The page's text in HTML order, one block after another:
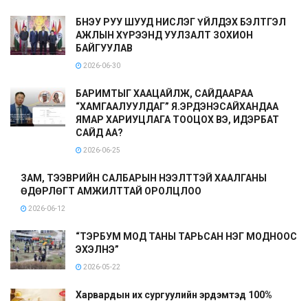
БНЭУ РУУ ШУУД НИСЛЭГ ҮЙЛДЭХ БЭЛТГЭЛ
АЖЛЫН ХҮРЭЭНД УУЛЗАЛТ ЗОХИОН
БАЙГУУЛАВ
2026-06-30
БАРИМТЫГ ХААЦАЙЛЖ, САЙДААРАА
“ХАМГААЛУУЛДАГ” Я.ЭРДЭНЭСАЙХАНДАА
ЯМАР ХАРИУЦЛАГА ТООЦОХ ВЭ, ИДЭРБАТ
САЙД АА?
2026-06-25
ЗАМ, ТЭЭВРИЙН САЛБАРЫН НЭЭЛТТЭЙ ХААЛГАНЫ
ӨДӨРЛӨГТ АМЖИЛТТАЙ ОРОЛЦЛОО
2026-06-12
“ТЭРБУМ МОД ТАНЫ ТАРЬСАН НЭГ МОДНООС
ЭХЭЛНЭ”
2026-05-22
Харвардын их сургуулийн эрдэмтэд 100%